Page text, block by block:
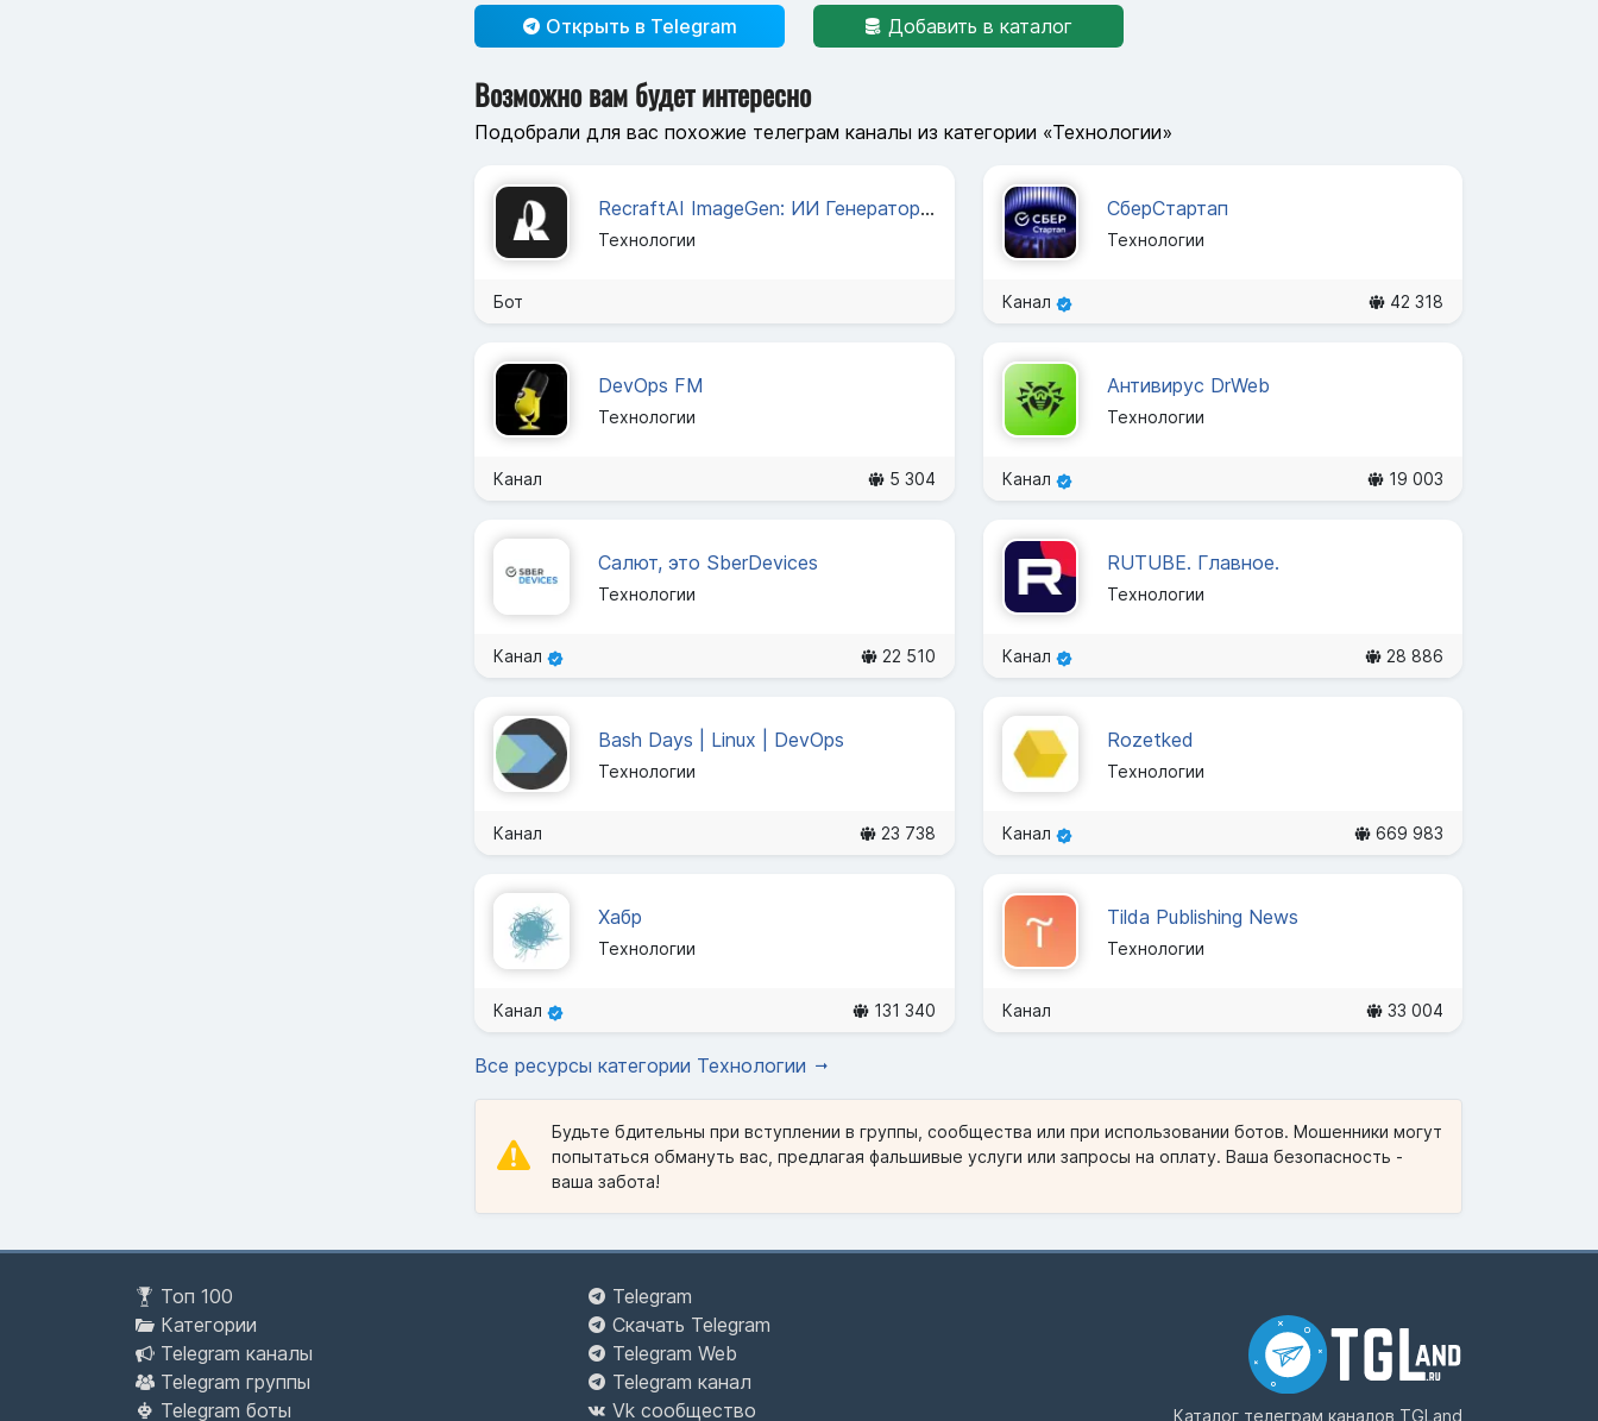
Открыть в Telegram Добавить в каталог
Возможно вам будет интересно
Подобрали для вас похожие телеграм каналы из категории «Технологии»
RecraftAI ImageGen: ИИ Генератор Изображений
Технологии
Бот
СберСтартап
Технологии
Канал 42 318
DevOps FM
Технологии
Канал 5 304
Антивирус DrWeb
Технологии
Канал 19 003
Салют, это SberDevices
Технологии
Канал 22 510
RUTUBE. Главное.
Технологии
Канал 28 886
Bash Days | Linux | DevOps
Технологии
Канал 23 738
Rozetked
Технологии
Канал 669 983
Хабр
Технологии
Канал 131 340
Tilda Publishing News
Технологии
Канал 33 004
Все ресурсы категории Технологии
Будьте бдительны при вступлении в группы, сообщества или при использовании ботов. Мошенники могут
попытаться обмануть вас, предлагая фальшивые услуги или запросы на оплату. Ваша безопасность -
ваша забота!
Топ 100
Категории
Telegram каналы
Telegram группы
Telegram боты
Telegram
Скачать Telegram
Telegram Web
Telegram канал
Vk сообщество
Каталог телеграм каналов TGLand